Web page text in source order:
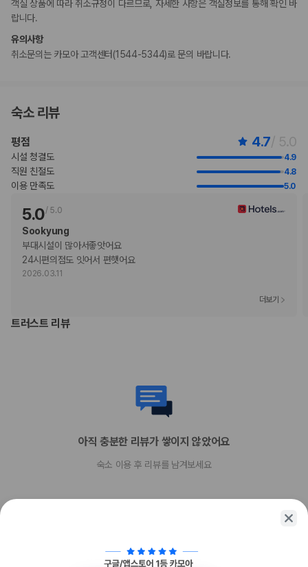
부가 정보
추가 안내사항
반려동물 동반 시 요금: 숙박 기간 내 1회, 1마리당 VND 2835000
위 목록에 명시되지 않은 다른 항목이 있을 수 있습니다. 요금 및 보증금은 세전
금액일 수 있으며 변경될 수 있습니다.
현장 결제 유형 및 수단
Carte Blanche
Visa
Diners Club
직불카드
Discover
현금
American Express
UnionPay
객실 상품에 따라 취소규정이 다르므로, 자세한 사항은 객실정보를 통해 확인 바
랍니다.
유의사항
취소문의는 카모아 고객센터(1544-5344)로 문의 바랍니다.
숙소 리뷰
평점 4.7/ 5.0
시설 청결도 4.9
직원 친절도 4.8
이용 만족도 5.0
5.0/ 5.0
Sookyung
부대시설이 많아서좋앗어요
24시편의점도 잇어서 편햇어요
2026.03.11
더보기
트러스트 리뷰
아직 충분한 리뷰가 쌓이지 않았어요
숙소 이용 후 리뷰를 남겨보세요
함께 가는 친구에게 정보를 공유해보세요